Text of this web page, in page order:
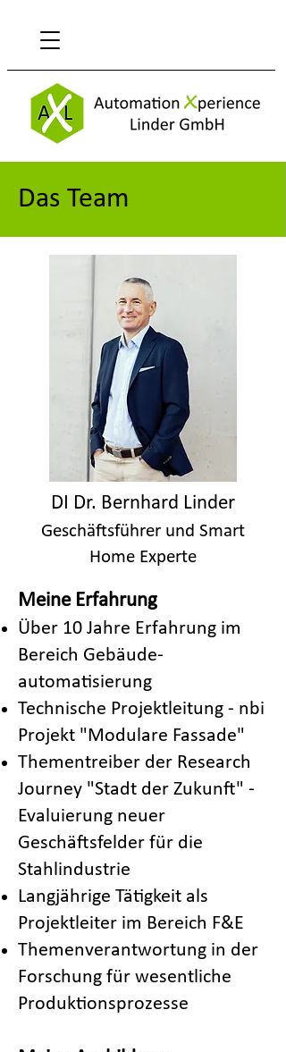
Das Team
DI Dr. Bernhard Linder
Geschäftsführer und Smart
Home Experte
Meine Erfahrung
Über 10 Jahre Erfahrung im
Bereich Gebäude-
automatisierung
Technische Projektleitung - nbi
Projekt "Modulare Fassade"
Thementreiber der Research
Journey "Stadt der Zukunft" -
Evaluierung neuer
Geschäftsfelder für die
Stahlindustrie
Langjährige Tätigkeit als
Projektleiter im Bereich F&E
Themenverantwortung in der
Forschung für wesentliche
Produktionsprozesse